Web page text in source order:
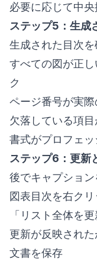
必要に応じて中
ステップ5：生成
生成された目次
すべての図が正
ク
ページ番号が実
欠落している項
書式がプロフェ
ステップ6：更新
後でキャプション
図表目次を右ク
「リスト全体を
更新が反映され
文書を保存